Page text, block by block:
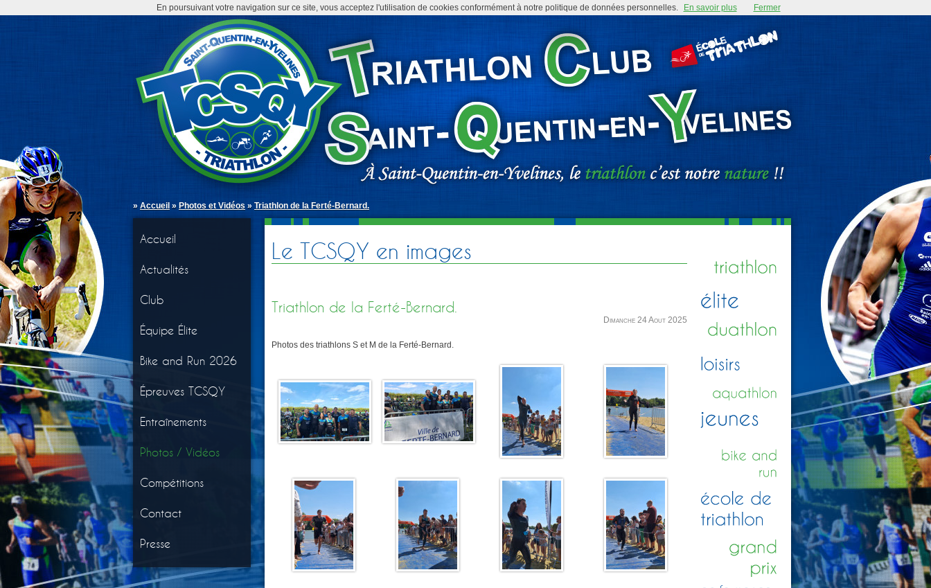
» Accueil » Photos et Vidéos » Triathlon de la Ferté-Bernard.
Accueil
Actualités
Club
Équipe Élite
Bike and Run 2026
Épreuves TCSQY
Entraînements
Photos / Vidéos
Compétitions
Contact
Presse
Le TCSQY en images
Triathlon de la Ferté-Bernard.
Dimanche 24 Aout 2025
Photos des triathlons S et M de la Ferté-Bernard.
En poursuivant votre navigation sur ce site, vous acceptez l'utilisation de cookies conformément à notre politique de données personnelles. En savoir plus Fermer